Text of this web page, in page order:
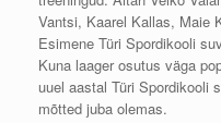
Vantsi, Kaarel Kallas, Maie
Esimene Türi Spordikooli
Kuna laager osutus väga
uuel aastal Türi Spordikooli
mõtted juba olemas.